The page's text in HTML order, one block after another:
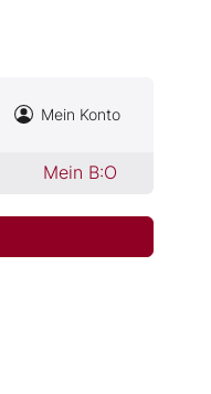
Mein Konto
Mein B:O